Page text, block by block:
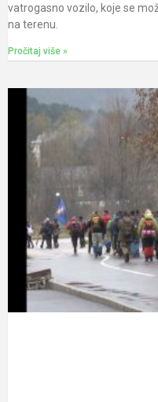
vatrogasno vozilo, koje se
na terenu.
Pročitaj više »